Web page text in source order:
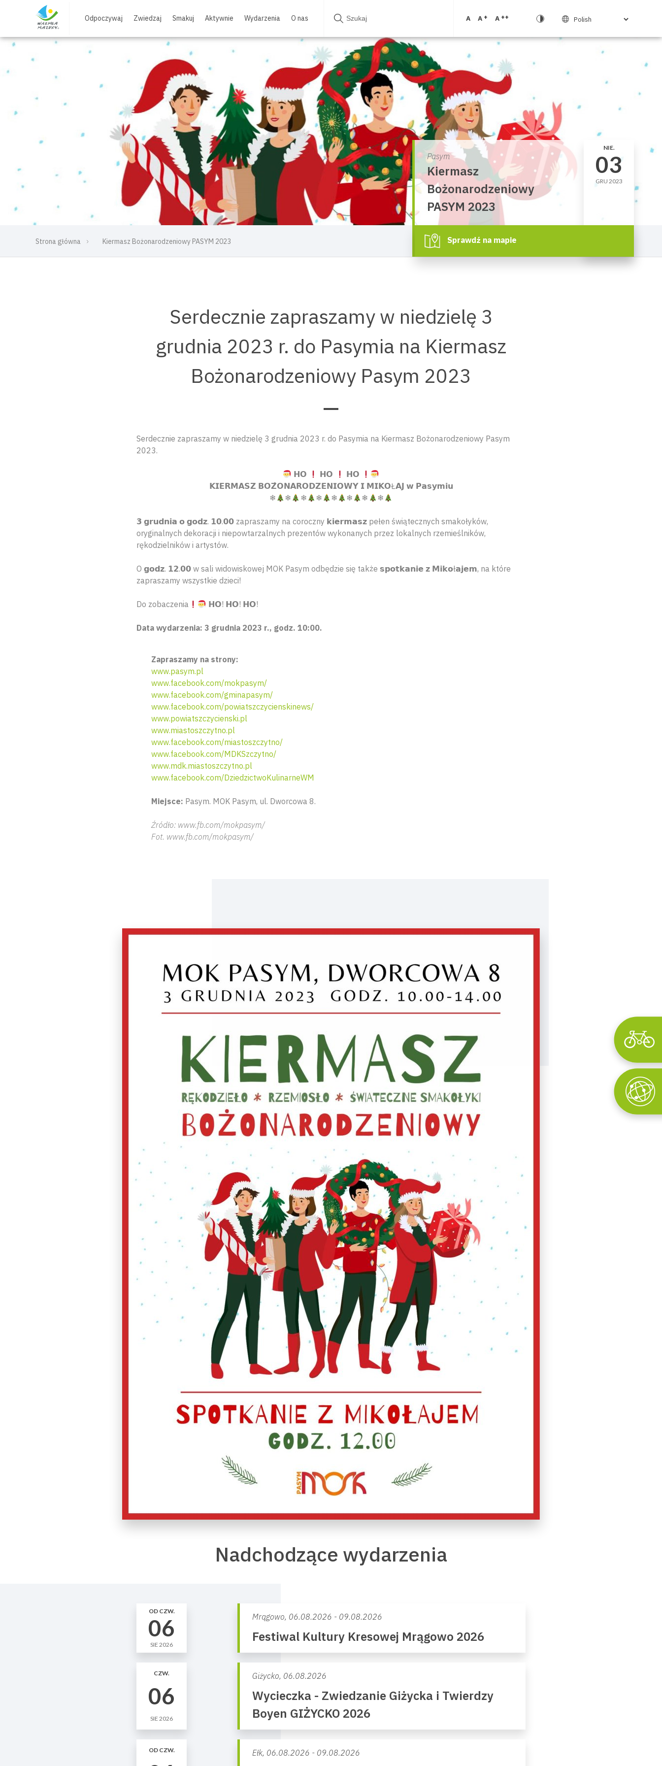
Odpoczywaj Zwiedzaj Smakuj Aktywnie Wydarzenia O nas A A + A ++
Strona główna Kiermasz Bożonarodzeniowy PASYM 2023
Pasym
Kiermasz
Bożonarodzeniowy
PASYM 2023
NIE.
03
GRU 2023
Sprawdź na mapie
Serdecznie zapraszamy w niedzielę 3
grudnia 2023 r. do Pasymia na Kiermasz
Bożonarodzeniowy Pasym 2023
Serdecznie zapraszamy w niedzielę 3 grudnia 2023 r. do Pasymia na Kiermasz Bożonarodzeniowy Pasym
2023.
𝗛𝗢 𝗛𝗢
𝗛𝗢
𝗞𝗜𝗘𝗥𝗠𝗔𝗦𝗭 𝗕𝗢𝗭̇𝗢𝗡𝗔𝗥𝗢𝗗𝗭𝗘𝗡𝗜𝗢𝗪𝗬 𝗜 𝗠𝗜𝗞𝗢Ł𝗔𝗝 𝘄 𝗣𝗮𝘀𝘆𝗺𝗶𝘂
❄
❄ ❄ ❄ ❄ ❄ ❄ ❄
𝟯 𝗴𝗿𝘂𝗱𝗻𝗶𝗮 𝗼 𝗴𝗼𝗱𝘇. 𝟭𝟬.𝟬𝟬 zapraszamy na coroczny 𝗸𝗶𝗲𝗿𝗺𝗮𝘀𝘇 pełen świątecznych smakołyków,
oryginalnych dekoracji i niepowtarzalnych prezentów wykonanych przez lokalnych rzemieślników,
rękodzielników i artystów.
O 𝗴𝗼𝗱𝘇. 𝟭𝟮.𝟬𝟬 w sali widowiskowej MOK Pasym odbędzie się także 𝘀𝗽𝗼𝘁𝗸𝗮𝗻𝗶𝗲 𝘇 𝗠𝗶𝗸𝗼ł𝗮𝗷𝗲𝗺, na które
zapraszamy wszystkie dzieci!
Do zobaczenia 𝗛𝗢! 𝗛𝗢! 𝗛𝗢!
Data wydarzenia: 3 grudnia 2023 r., godz. 10:00.
Zapraszamy na strony:
www.pasym.pl
www.facebook.com/mokpasym/
www.facebook.com/gminapasym/
www.facebook.com/powiatszczycienskinews/
www.powiatszczycienski.pl
www.miastoszczytno.pl
www.facebook.com/miastoszczytno/
www.facebook.com/MDKSzczytno/
www.mdk.miastoszczytno.pl
www.facebook.com/DziedzictwoKulinarneWM
Miejsce: Pasym. MOK Pasym, ul. Dworcowa 8.
Źródło: www.fb.com/mokpasym/
Fot. www.fb.com/mokpasym/
Nadchodzące wydarzenia
OD CZW.
06
SIE 2026
Mrągowo, 06.08.2026 - 09.08.2026
Festiwal Kultury Kresowej Mrągowo 2026
CZW.
06
SIE 2026
Giżycko, 06.08.2026
Wycieczka - Zwiedzanie Giżycka i Twierdzy
Boyen GIŻYCKO 2026
OD CZW. Ełk, 06.08.2026 - 09.08.2026
Wyszukaj